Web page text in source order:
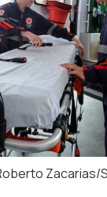
Zacarias/